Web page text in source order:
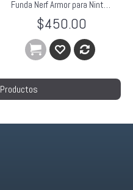
Funda Nerf Armor para Nintendo 3DS XL Rosa
$450.00